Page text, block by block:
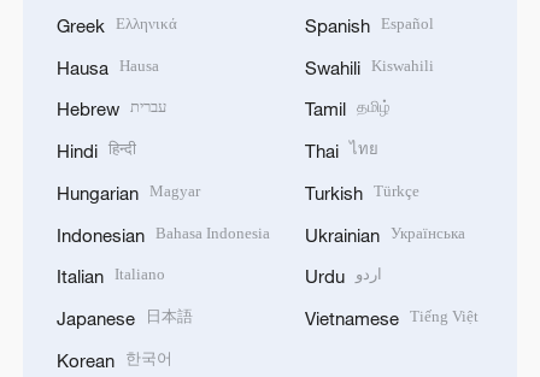
Greek Ελληνικά
Hausa Hausa
Hebrew עברית
Hindi हिन्दी
Hungarian Magyar
Indonesian Bahasa Indonesia
Italian Italiano
Japanese 日本語
Korean 한국어
Spanish Español
Swahili Kiswahili
Tamil தமிழ்
Thai ไทย
Turkish Türkçe
Ukrainian Українська
Urdu اردو
Vietnamese Tiếng Việt